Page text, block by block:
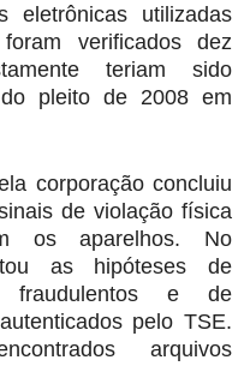
eletrônicas utilizadas
verificados dez
teriam sido
pleito de 2008 em
corporação concluiu
de violação física
os aparelhos. No
as hipóteses de
fraudulentos e de
pelo TSE.
arquivos